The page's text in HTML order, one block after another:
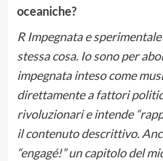
oceaniche?
R Impegnata e
stessa cosa. Io sono per
impegnata inteso come
direttamente a fattori
rivoluzionari e intende
il contenuto descrittivo.
“engagé!” un capitolo del